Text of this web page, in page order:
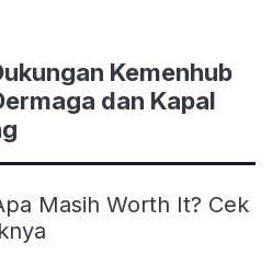
Kemenhub
dan Kapal
Masih Worth It? Cek